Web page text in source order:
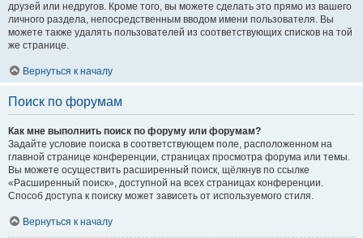
друзей или недругов. Кроме того, вы можете сделать это прямо из вашего
личного раздела, непосредственным вводом имени пользователя. Вы
можете также удалять пользователей из соответствующих списков на той
же странице.
Вернуться к началу
Поиск по форумам
Как мне выполнить поиск по форуму или форумам?
Задайте условие поиска в соответствующем поле, расположенном на
главной странице конференции, страницах просмотра форума или темы.
Вы можете осуществить расширенный поиск, щёлкнув по ссылке
«Расширенный поиск», доступной на всех страницах конференции.
Способ доступа к поиску может зависеть от используемого стиля.
Вернуться к началу